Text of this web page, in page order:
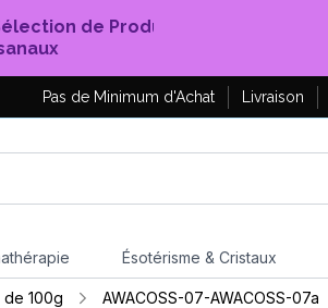
de Produits
Pas de Minimum d'Achat Livraison
Ésotérisme & Cristaux
100g AWACOSS-07-AWACOSS-07a